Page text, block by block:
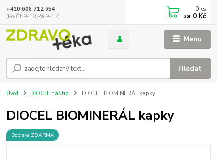
Menu
Hledat
+420 608 712 654
(Po-Čt 9-18,Pá 9-17)
0 ks
za 0 Kč
Úvod DIOCHI náš tip DIOCEL BIOMINERÁL kapky
DIOCEL BIOMINERÁL kapky
Doprava ZDARMA